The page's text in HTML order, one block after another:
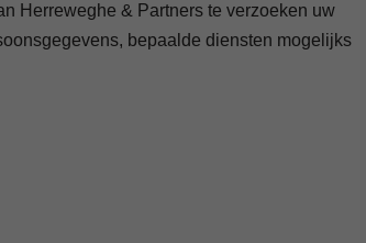
Herreweghe & Partners te verzoeken uw
bepaalde diensten mogelijks